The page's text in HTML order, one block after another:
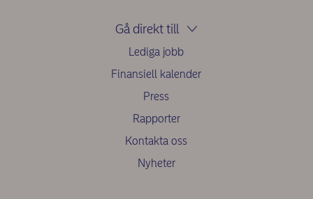
Gå direkt till
Lediga jobb
Finansiell kalender
Press
Rapporter
Kontakta oss
Nyheter